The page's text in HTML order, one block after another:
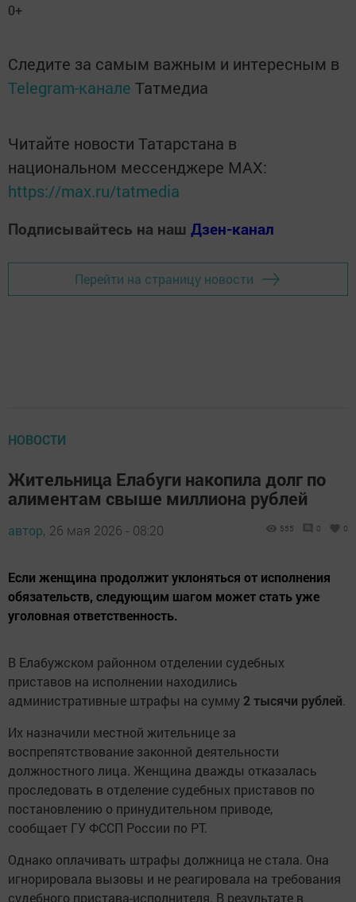
0+
Следите за самым важным и интересным в
Telegram-канале Татмедиа
Читайте новости Татарстана в
национальном мессенджере MАХ:
https://max.ru/tatmedia
Подписывайтесь на наш Дзен-канал
Перейти на страницу новости
НОВОСТИ
Жительница Елабуги накопила долг по
алиментам свыше миллиона рублей
автор, 26 мая 2026 - 08:20 555 0 0
Если женщина продолжит уклоняться от исполнения
обязательств, следующим шагом может стать уже
уголовная ответственность.
В Елабужском районном отделении судебных
приставов на исполнении находились
административные штрафы на сумму 2 тысячи рублей.
Их назначили местной жительнице за
воспрепятствование законной деятельности
должностного лица. Женщина дважды отказалась
проследовать в отделение судебных приставов по
постановлению о принудительном приводе,
сообщает ГУ ФССП России по РТ.
Однако оплачивать штрафы должница не стала. Она
игнорировала вызовы и не реагировала на требования
судебного пристава-исполнителя. В результате в